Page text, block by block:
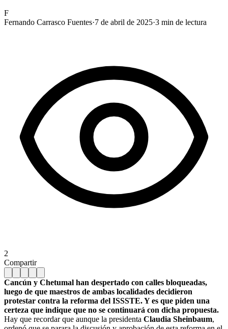
F
Fernando Carrasco Fuentes·7 de abril de 2025·3 min de lectura
2
Compartir
Cancún y Chetumal han despertado con calles bloqueadas,
luego de que maestros de ambas localidades decidieron
protestar contra la reforma del ISSSTE. Y es que piden una
certeza que indique que no se continuará con dicha propuesta.
Hay que recordar que aunque la presidenta Claudia Sheinbaum,